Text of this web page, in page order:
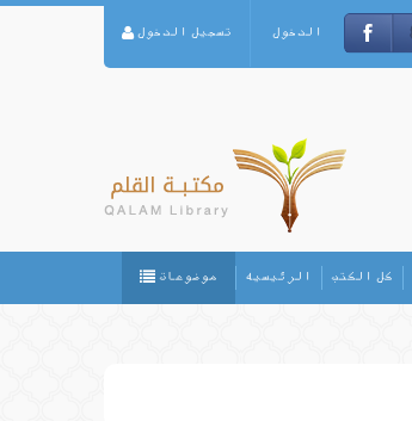
تسجيل الدخول الدخول
موضوعات الرئيسيه كل الكتب